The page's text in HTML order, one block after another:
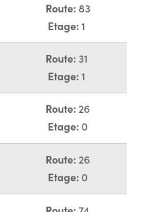
Route: 83
Etage: 1
Route: 31
Etage: 1
Route: 26
Etage: 0
Route: 26
Etage: 0